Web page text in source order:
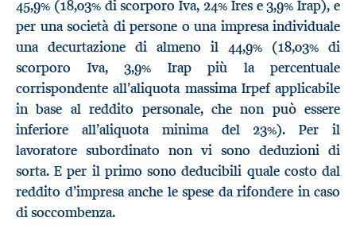
45,9% (18,03% di scorporo Iva, 24% Ires e 3,9% Irap), e
per una società di persone o una impresa individuale
una decurtazione di almeno il 44,9% (18,03% di
scorporo Iva, 3,9% Irap più la percentuale
corrispondente all’aliquota massima Irpef applicabile
in base al reddito personale, che non può essere
inferiore all’aliquota minima del 23%). Per il
lavoratore subordinato non vi sono deduzioni di
sorta. E per il primo sono deducibili quale costo dal
reddito d’impresa anche le spese da rifondere in caso
di soccombenza.